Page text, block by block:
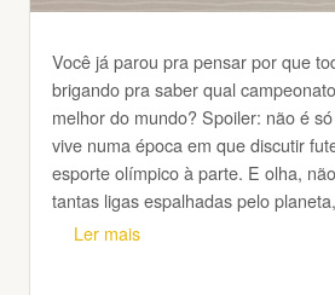
Você já parou pra pensar por que
brigando pra saber qual
melhor do mundo? Spoiler: não é
vive numa época em que discutir
esporte olímpico à parte. E olha,
tantas ligas espalhadas pelo
Ler mais